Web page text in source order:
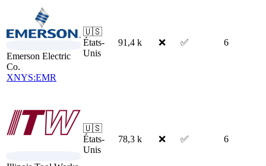
Emerson Electric
Co.
XNYS:EMR
🇺🇸
États-
Unis
91,4 k ❌ ✅ 6
🇺🇸
États-
Unis
78,3 k ❌ ✅ 6